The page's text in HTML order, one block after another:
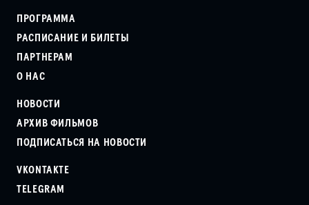
ПРОГРАММА
РАСПИСАНИЕ И БИЛЕТЫ
ПАРТНЕРАМ
О НАС
VKONTAKTE
TELEGRAM
НОВОСТИ
АРХИВ ФИЛЬМОВ
ПОДПИСАТЬСЯ НА НОВОСТИ